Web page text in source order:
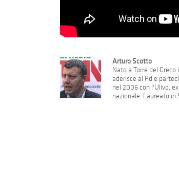
Arturo Scotto
Nato a Torre del
aderisce al Pd e
nel 2006 con l'Ulivo,
nazionale. Laureato in